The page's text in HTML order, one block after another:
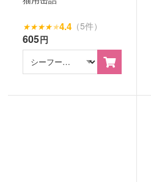
★★★★★4.4 （5件）
605円